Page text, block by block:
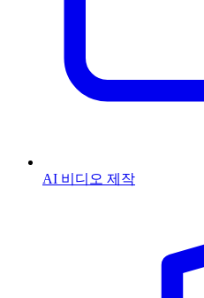
AI 비디오 제작